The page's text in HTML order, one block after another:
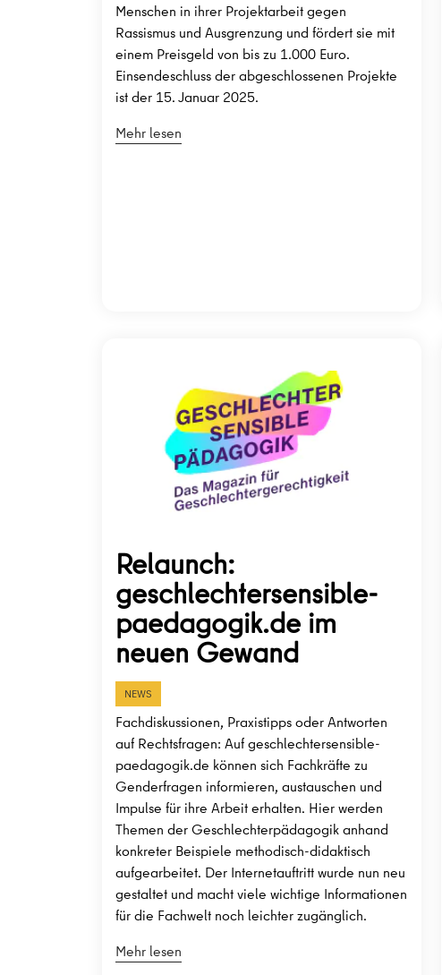
Menschen in ihrer Projektarbeit gegen
Rassismus und Ausgrenzung und fördert sie mit
einem Preisgeld von bis zu 1.000 Euro.
Einsendeschluss der abgeschlossenen Projekte
ist der 15. Januar 2025.
Mehr lesen
Relaunch:
geschlechtersensible-
paedagogik.de im
neuen Gewand
NEWS
Fachdiskussionen, Praxistipps oder Antworten
auf Rechtsfragen: Auf geschlechtersensible-
paedagogik.de können sich Fachkräfte zu
Genderfragen informieren, austauschen und
Impulse für ihre Arbeit erhalten. Hier werden
Themen der Geschlechterpädagogik anhand
konkreter Beispiele methodisch-didaktisch
aufgearbeitet. Der Internetauftritt wurde nun neu
gestaltet und macht viele wichtige Informationen
für die Fachwelt noch leichter zugänglich.
Mehr lesen